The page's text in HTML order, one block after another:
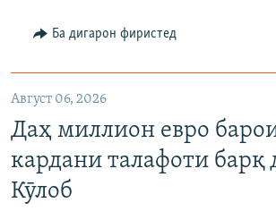
Ба дигарон фиристед
Август 06, 2026
Даҳ миллион евро
кардани талафоти барқ
Кӯлоб